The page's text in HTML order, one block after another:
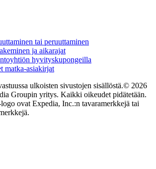
tai peruuttaminen
ja aikarajat
hyvityskupongeilla
matka-asiakirjat
ulkoisten sivustojen sisällöstä.© 2026
Groupin yritys. Kaikki oikeudet pidätetään.
ovat Expedia, Inc.:n tavaramerkkejä tai